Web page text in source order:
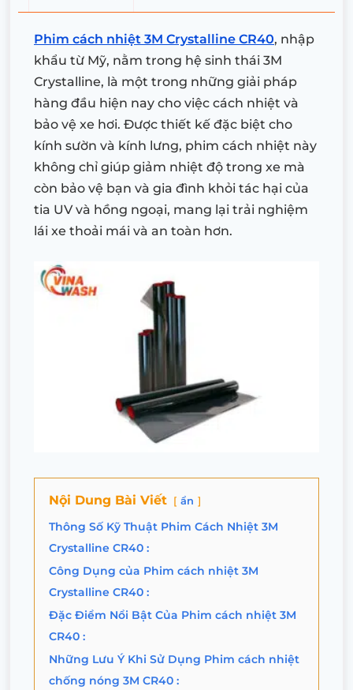
Phim cách nhiệt 3M Crystalline CR40, nhập
khẩu từ Mỹ, nằm trong hệ sinh thái 3M
Crystalline, là một trong những giải pháp
hàng đầu hiện nay cho việc cách nhiệt và
bảo vệ xe hơi. Được thiết kế đặc biệt cho
kính sườn và kính lưng, phim cách nhiệt này
không chỉ giúp giảm nhiệt độ trong xe mà
còn bảo vệ bạn và gia đình khỏi tác hại của
tia UV và hồng ngoại, mang lại trải nghiệm
lái xe thoải mái và an toàn hơn.
Nội Dung Bài Viết ẩn
Thông Số Kỹ Thuật Phim Cách Nhiệt 3M
Crystalline CR40 :
Công Dụng của Phim cách nhiệt 3M
Crystalline CR40 :
Đặc Điểm Nổi Bật Của Phim cách nhiệt 3M
CR40 :
Những Lưu Ý Khi Sử Dụng Phim cách nhiệt
chống nóng 3M CR40 :